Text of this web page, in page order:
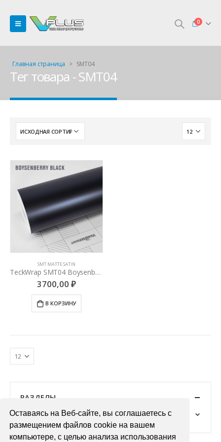
Оставаясь на Веб-сайте, вы соглашаетесь с
размещением файлов cookie на вашем
компьютере, с целью анализа использования
0
Главная страница > SMT04
Тег товара - SMT04
SMT MATTE SATIN
TeckWrap SMT04 Boysenberry Black
3700,00 ₽
В КОРЗИНУ
РАЗДЕЛЫ
Все товары (1783)